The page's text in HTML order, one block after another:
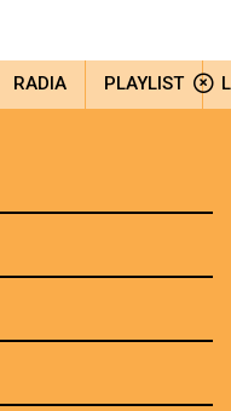
RADIA PLAYLIST